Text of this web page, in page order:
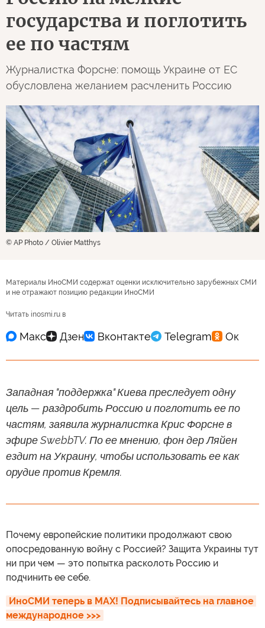
государства и поглотить
ее по частям
Журналистка Форсне: помощь Украине от ЕС
обусловлена желанием расчленить Россию
© AP Photo / Olivier Matthys
Материалы ИноСМИ содержат оценки исключительно зарубежных СМИ
и не отражают позицию редакции ИноСМИ
Читать inosmi.ru в
Западная "поддержка" Киева преследует одну
цель — раздробить Россию и поглотить ее по
частям, заявила журналистка Крис Форсне в
эфире SwebbTV. По ее мнению, фон дер Ляйен
ездит на Украину, чтобы использовать ее как
орудие против Кремля.
Почему европейские политики продолжают свою
опосредованную войну с Россией? Защита Украины тут
ни при чем — это попытка расколоть Россию и
подчинить ее себе.
ИноСМИ теперь в MAX! Подписывайтесь на главное
международное >>>